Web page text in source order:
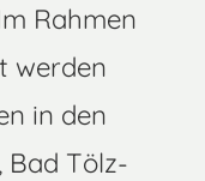
Rahmen
werden
in den
Bad Tölz-